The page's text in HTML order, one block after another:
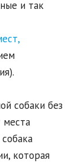
и так
собаки без
места
которая